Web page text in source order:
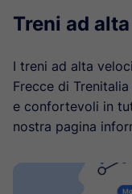
Treni ad
I treni ad alta
Frecce di
e confortevoli in
nostra pagina